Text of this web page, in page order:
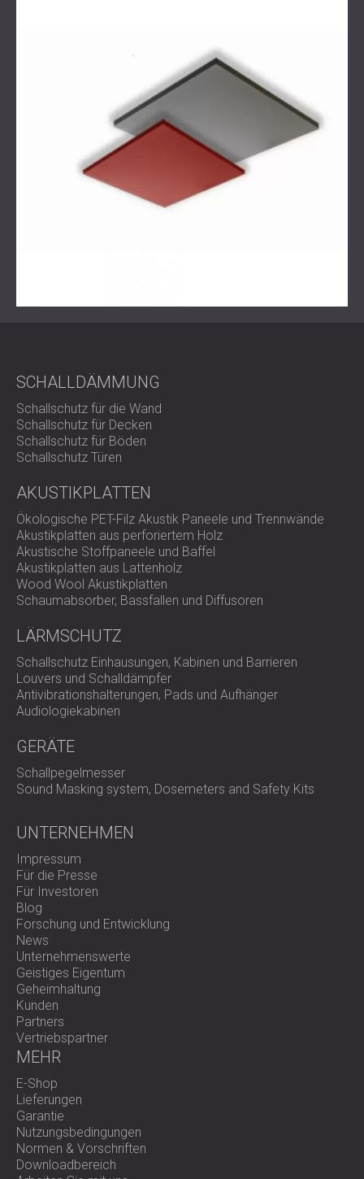
SCHALLDÄMMUNG
Schallschutz für die Wand
Schallschutz für Decken
Schallschutz für Böden
Schallschutz Türen
AKUSTIKPLATTEN
Ökologische PET-Filz Akustik Paneele und Trennwände
Akustikplatten aus perforiertem Holz
Akustische Stoffpaneele und Baffel
Akustikplatten aus Lattenholz
Wood Wool Akustikplatten
Schaumabsorber, Bassfallen und Diffusoren
LÄRMSCHUTZ
Schallschutz Einhausungen, Kabinen und Barrieren
Louvers und Schalldämpfer
Antivibrationshalterungen, Pads und Aufhänger
Audiologiekabinen
GERÄTE
Schallpegelmesser
Sound Masking system, Dosemeters and Safety Kits
UNTERNEHMEN
Impressum
Für die Presse
Für Investoren
Blog
Forschung und Entwicklung
News
Unternehmenswerte
Geistiges Eigentum
Geheimhaltung
Kunden
Partners
Vertriebspartner
MEHR
E-Shop
Lieferungen
Garantie
Nutzungsbedingungen
Normen & Vorschriften
Downloadbereich